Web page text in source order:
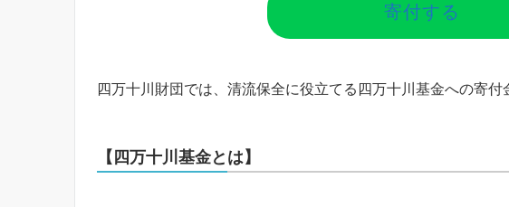
寄付する
四万十川財団では、清流保全に役立てる四万十川基金への寄付
【四万十川基金とは】